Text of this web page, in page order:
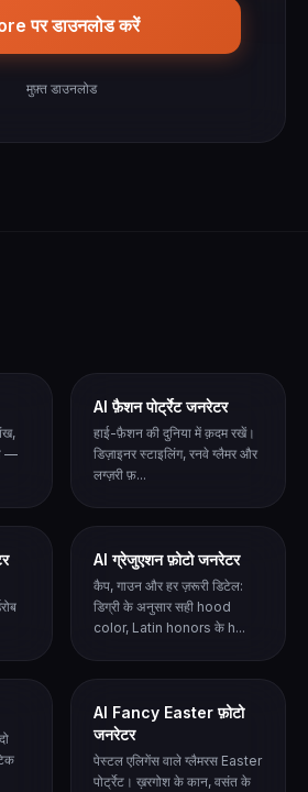
पर डाउनलोड करें
मुफ़्त डाउनलोड
—
AI फ़ैशन पोर्ट्रेट जनरेटर
हाई-फ़ैशन की दुनिया में क़दम रखें।
डिज़ाइनर स्टाइलिंग, रनवे ग्लैमर और
लग्ज़री फ़...
AI ग्रेजुएशन फ़ोटो जनरेटर
कैप, गाउन और हर ज़रूरी डिटेल:
डिग्री के अनुसार सही hood
color, Latin honors के h...
AI Fancy Easter फ़ोटो
जनरेटर
पेस्टल एलिगेंस वाले ग्लैमरस Easter
पोर्ट्रेट। ख़रगोश के कान, वसंत के